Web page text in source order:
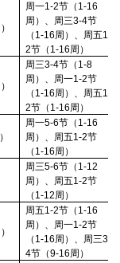
）
周一1-2节（ 1-16
周）、周三3-4节
（ 1-16周）、周五1-
2节（ 1-16周）
）
周三3-4节（ 1-8
周）、周一1-2节
（ 1-16周）、周五1-
2节（ 1-16周）
）
周一5-6节（ 1-16
周）、周五1-2节
（ 1-16周）
周三5-6节（ 1-12
周）、周五1-2节
（ 1-12周）
）
周五1-2节（ 1-16
周）、周一1-2节
（ 1-16周）、周三3-
4节（9-16周）